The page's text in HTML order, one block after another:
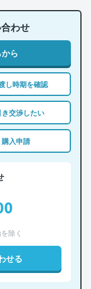
わせ
ら
し時期を確認
き交渉したい
購入申請
除く
せる